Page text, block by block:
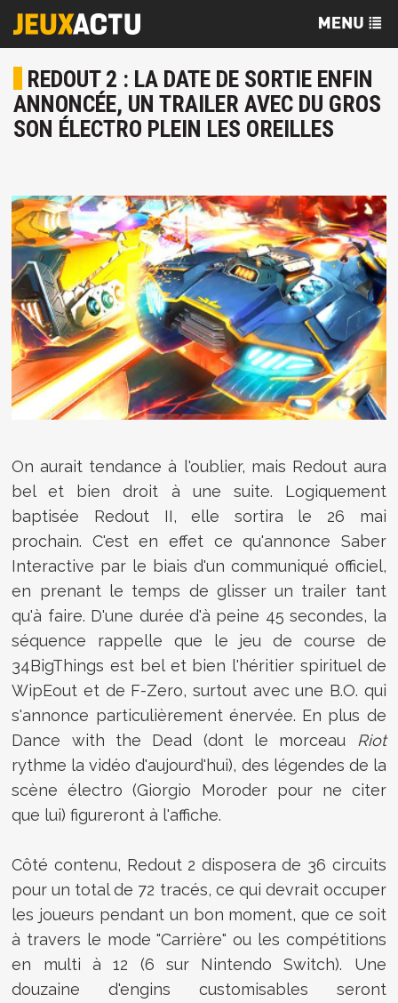
REDOUT 2 : LA DATE DE SORTIE ENFIN
ANNONCÉE, UN TRAILER AVEC DU GROS
SON ÉLECTRO PLEIN LES OREILLES
On aurait tendance à l'oublier, mais Redout aura
bel et bien droit à une suite. Logiquement
baptisée Redout II, elle sortira le 26 mai
prochain. C'est en effet ce qu'annonce Saber
Interactive par le biais d'un communiqué officiel,
en prenant le temps de glisser un trailer tant
qu'à faire. D'une durée d'à peine 45 secondes, la
séquence rappelle que le jeu de course de
34BigThings est bel et bien l'héritier spirituel de
WipEout et de F-Zero, surtout avec une B.O. qui
s'annonce particulièrement énervée. En plus de
Dance with the Dead (dont le morceau
Riot
rythme la vidéo d'aujourd'hui), des légendes de la
scène électro (Giorgio Moroder pour ne citer
que lui) figureront à l'affiche.
Côté contenu, Redout 2 disposera de 36 circuits
pour un total de 72 tracés, ce qui devrait occuper
les joueurs pendant un bon moment, que ce soit
à travers le mode "Carrière" ou les compétitions
en multi à 12 (6 sur Nintendo Switch). Une
douzaine d'engins customisables seront